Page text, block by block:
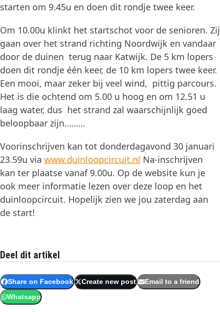
starten om 9.45u en doen dit rondje twee keer.
Om 10.00u klinkt het startschot voor de senioren. Zij
gaan over het strand richting Noordwijk en vandaar
door de duinen terug naar Katwijk. De 5 km lopers
doen dit rondje één keer, de 10 km lopers twee keer.
Een mooi, maar zeker bij veel wind, pittig parcours.
Het is die ochtend om 5.00 u hoog en om 12.51 u
laag water, dus het strand zal waarschijnlijk goed
beloopbaar zijn………
Voorinschrijven kan tot donderdagavond 30 januari
23.59u via www.duinloopcircuit.nl Na-inschrijven
kan ter plaatse vanaf 9.00u. Op de website kun je
ook meer informatie lezen over deze loop en het
duinloopcircuit. Hopelijk zien we jou zaterdag aan
de start!
Deel dit artikel
Share on Facebook Create new post Email to a friend
Whatsapp